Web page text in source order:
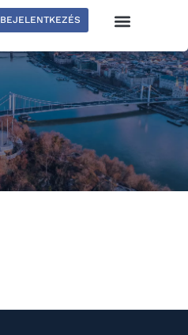
BEJELENTKEZÉS